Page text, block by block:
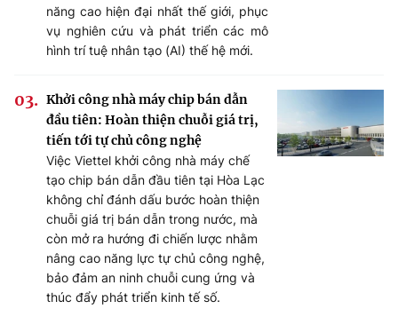
năng cao hiện đại nhất thế giới, phục
vụ nghiên cứu và phát triển các mô
hình trí tuệ nhân tạo (AI) thế hệ mới.
Khởi công nhà máy chip bán dẫn
đầu tiên: Hoàn thiện chuỗi giá trị,
tiến tới tự chủ công nghệ
Việc Viettel khởi công nhà máy chế
tạo chip bán dẫn đầu tiên tại Hòa Lạc
không chỉ đánh dấu bước hoàn thiện
chuỗi giá trị bán dẫn trong nước, mà
còn mở ra hướng đi chiến lược nhằm
nâng cao năng lực tự chủ công nghệ,
bảo đảm an ninh chuỗi cung ứng và
thúc đẩy phát triển kinh tế số.